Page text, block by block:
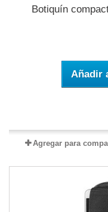
Botiquín
Añadir
Agregar para